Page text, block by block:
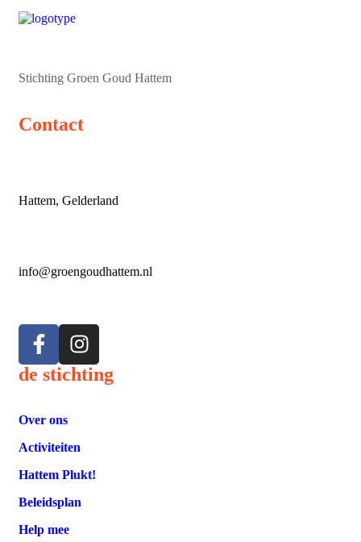
Stichting Groen Goud Hattem
Contact
Hattem, Gelderland
info@groengoudhattem.nl
de stichting
Over ons
Activiteiten
Hattem Plukt!
Beleidsplan
Help mee